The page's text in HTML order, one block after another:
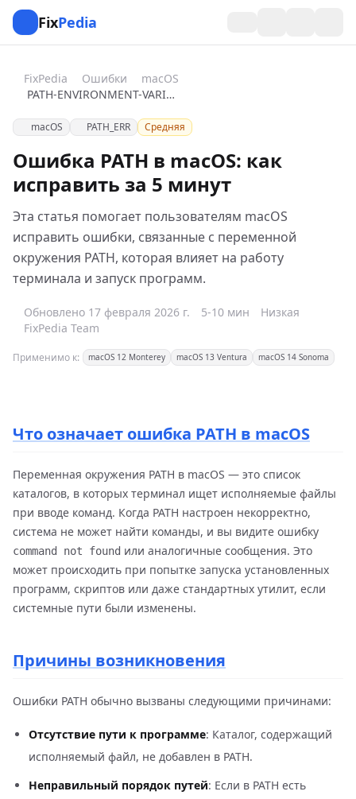
FixPedia
FixPedia Ошибки
macOS
PATH-ENVIRONMENT-VARIABLE
macOS PATH_ERR Средняя
Ошибка PATH в macOS: как
исправить за 5 минут
Эта статья помогает пользователям macOS
исправить ошибки, связанные с переменной
окружения PATH, которая влияет на работу
терминала и запуск программ.
Обновлено 17 февраля 2026 г. 5-10 мин
Низкая
FixPedia Team
Применимо к: macOS 12 Monterey macOS 13 Ventura macOS 14 Sonoma
Что означает ошибка PATH в macOS
Переменная окружения PATH в macOS — это список
каталогов, в которых терминал ищет исполняемые файлы
при вводе команд. Когда PATH настроен некорректно,
система не может найти команды, и вы видите ошибку
command not found или аналогичные сообщения. Это
может происходить при попытке запуска установленных
программ, скриптов или даже стандартных утилит, если
системные пути были изменены.
Причины возникновения
Ошибки PATH обычно вызваны следующими причинами:
Отсутствие пути к программе: Каталог, содержащий
исполняемый файл, не добавлен в PATH.
Неправильный порядок путей: Если в PATH есть